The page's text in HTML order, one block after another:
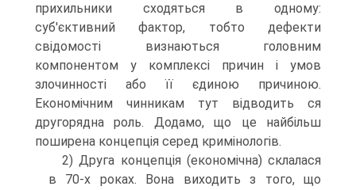
прихильники сходяться в одному:
суб'єктивний фактор, тобто дефекти
свідомості визнаються головним
компонентом у комплексі причин і умов
злочинності або її єдиною причиною.
Економічним чинникам тут відводить ся
другорядна роль. Додамо, що це найбільш
поширена концепція серед кримінологів.
2) Друга концепція (економічна) склалася
в 70-х роках. Вона виходить з того, що